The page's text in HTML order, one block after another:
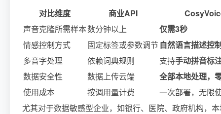
对比维度 商业API
声音克隆所需样本数分钟以上
仅需3秒
情感控制方式
固定标签或参数调节自然语言描述控
多音字处理
依赖词典规则 支持手动拼音标
数据安全性
数据上传云端
全部本地处理，
使用成本
按调用量计费
一次部署，无限
尤其对于数据敏感型企业，如银行、医院、政府机构，